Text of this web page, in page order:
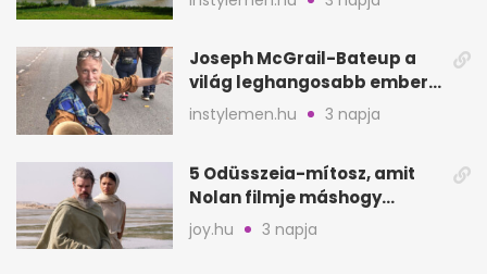
hely
Joseph McGrail-Bateup a
világ leghangosabb embere
lett Ausztráliából
instylemen.hu 3 napja
5 Odüsszeia-mítosz, amit
Nolan filmje máshogy
mutat, mint Homérosz
joy.hu 3 napja